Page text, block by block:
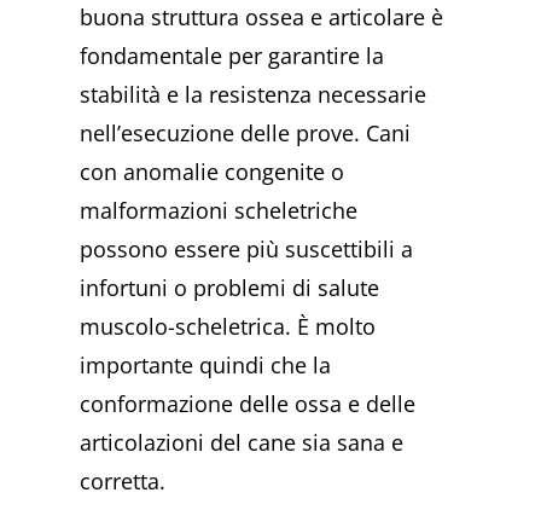
buona struttura ossea e articolare è
fondamentale per garantire la
stabilità e la resistenza necessarie
nell’esecuzione delle prove. Cani
con anomalie congenite o
malformazioni scheletriche
possono essere più suscettibili a
infortuni o problemi di salute
muscolo-scheletrica. È molto
importante quindi che la
conformazione delle ossa e delle
articolazioni del cane sia sana e
corretta.